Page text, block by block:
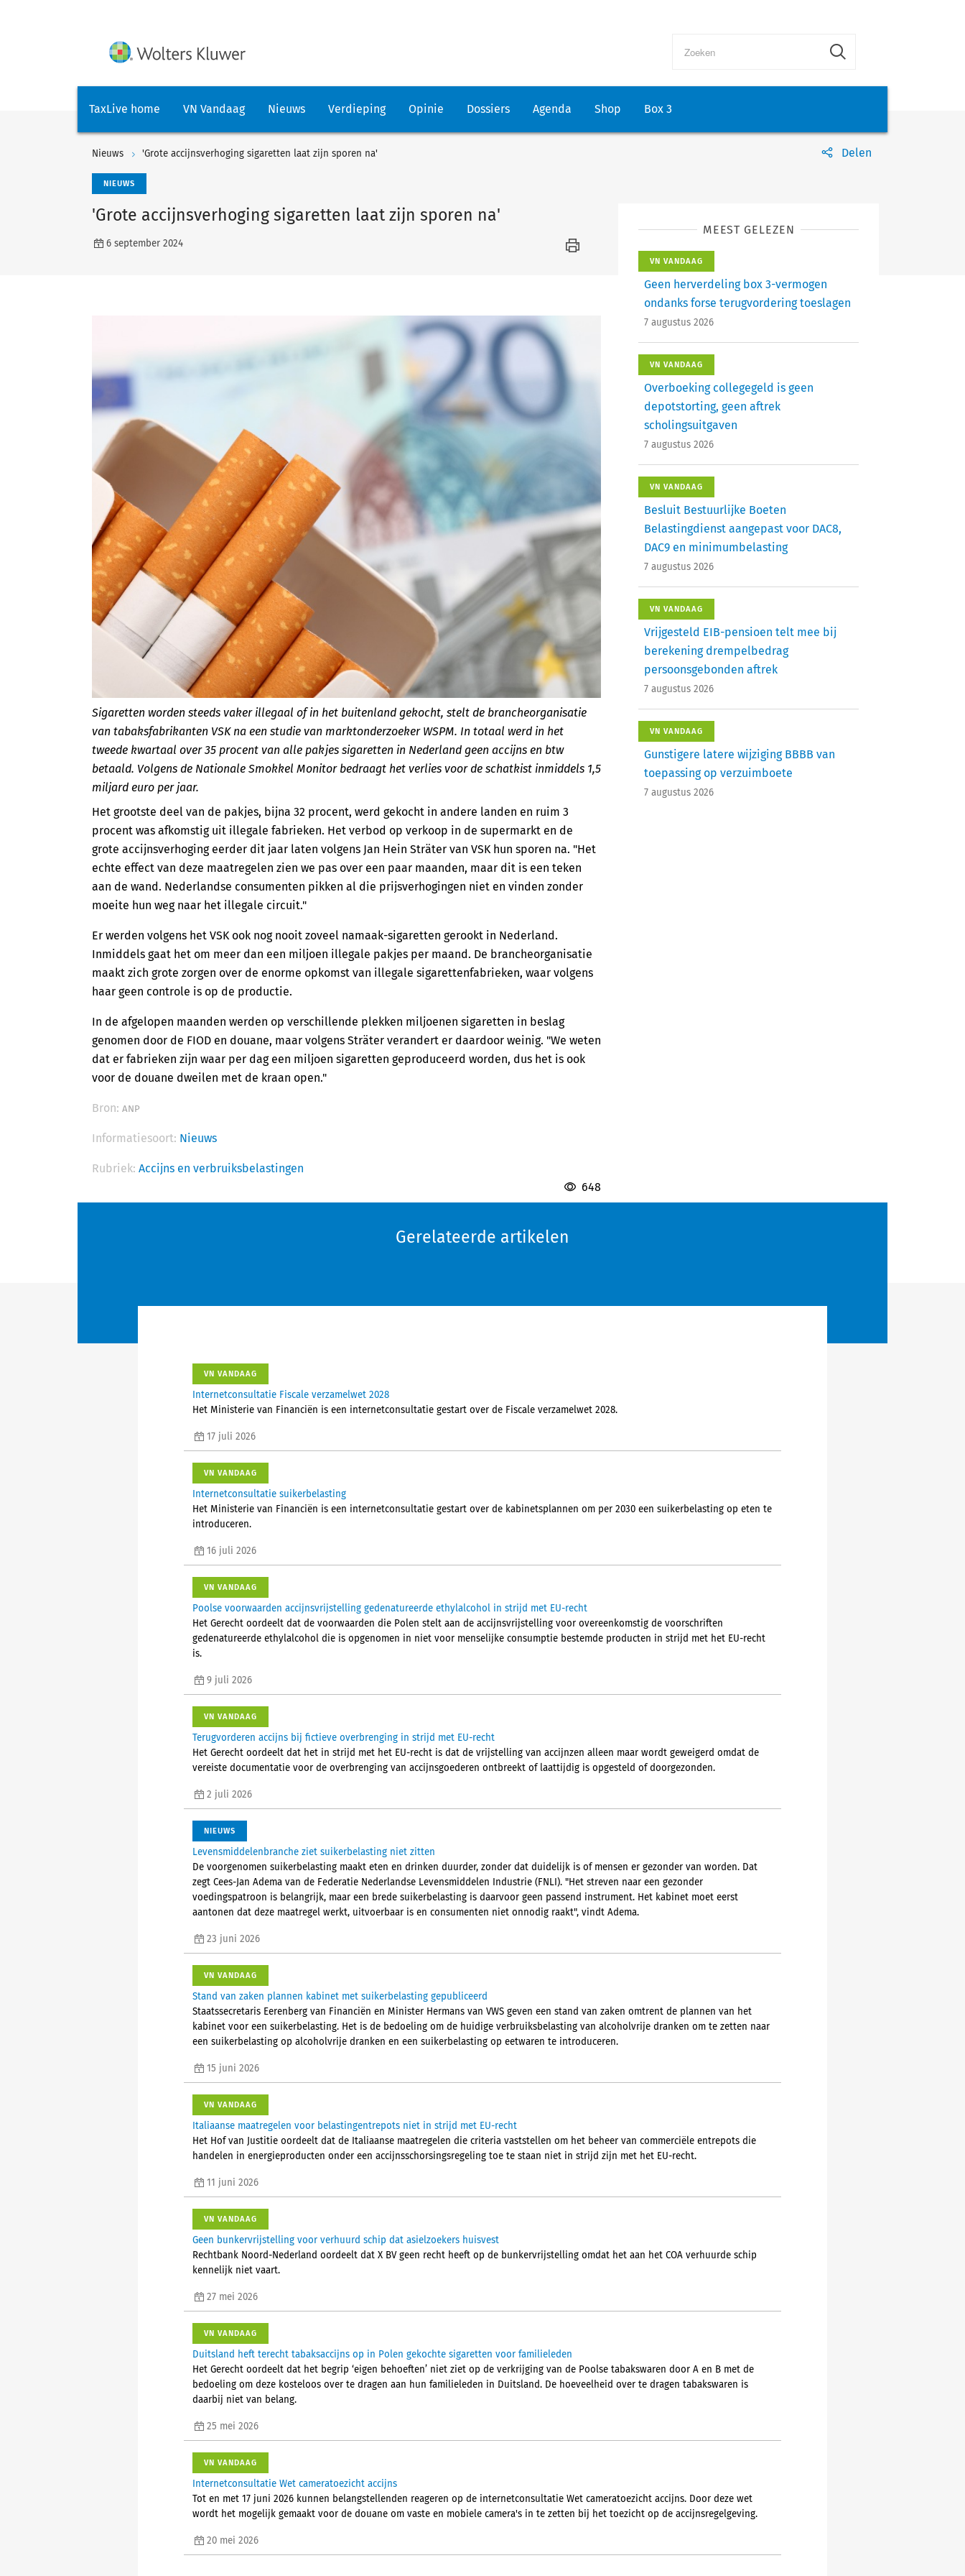
TaxLive home VN Vandaag Nieuws Verdieping Opinie Dossiers Agenda Shop Box 3
Nieuws 'Grote accijnsverhoging sigaretten laat zijn sporen na' Delen
NIEUWS
'Grote accijnsverhoging sigaretten laat zijn sporen na'
6 september 2024
Sigaretten worden steeds vaker illegaal of in het buitenland gekocht, stelt de brancheorganisatie
van tabaksfabrikanten VSK na een studie van marktonderzoeker WSPM. In totaal werd in het
tweede kwartaal over 35 procent van alle pakjes sigaretten in Nederland geen accijns en btw
betaald. Volgens de Nationale Smokkel Monitor bedraagt het verlies voor de schatkist inmiddels 1,5
miljard euro per jaar.
Het grootste deel van de pakjes, bijna 32 procent, werd gekocht in andere landen en ruim 3
procent was afkomstig uit illegale fabrieken. Het verbod op verkoop in de supermarkt en de
grote accijnsverhoging eerder dit jaar laten volgens Jan Hein Sträter van VSK hun sporen na. "Het
echte effect van deze maatregelen zien we pas over een paar maanden, maar dit is een teken
aan de wand. Nederlandse consumenten pikken al die prijsverhogingen niet en vinden zonder
moeite hun weg naar het illegale circuit."
Er werden volgens het VSK ook nog nooit zoveel namaak-sigaretten gerookt in Nederland.
Inmiddels gaat het om meer dan een miljoen illegale pakjes per maand. De brancheorganisatie
maakt zich grote zorgen over de enorme opkomst van illegale sigarettenfabrieken, waar volgens
haar geen controle is op de productie.
In de afgelopen maanden werden op verschillende plekken miljoenen sigaretten in beslag
genomen door de FIOD en douane, maar volgens Sträter verandert er daardoor weinig. "We weten
dat er fabrieken zijn waar per dag een miljoen sigaretten geproduceerd worden, dus het is ook
voor de douane dweilen met de kraan open."
Bron: ANP
Informatiesoort: Nieuws
Rubriek: Accijns en verbruiksbelastingen
648
MEEST GELEZEN
VN VANDAAG
Geen herverdeling box 3-vermogen
ondanks forse terugvordering toeslagen
7 augustus 2026
VN VANDAAG
Overboeking collegegeld is geen
depotstorting, geen aftrek
scholingsuitgaven
7 augustus 2026
VN VANDAAG
Besluit Bestuurlijke Boeten
Belastingdienst aangepast voor DAC8,
DAC9 en minimumbelasting
7 augustus 2026
VN VANDAAG
Vrijgesteld EIB-pensioen telt mee bij
berekening drempelbedrag
persoonsgebonden aftrek
7 augustus 2026
VN VANDAAG
Gunstigere latere wijziging BBBB van
toepassing op verzuimboete
7 augustus 2026
Gerelateerde artikelen
VN VANDAAG
Internetconsultatie Fiscale verzamelwet 2028
Het Ministerie van Financiën is een internetconsultatie gestart over de Fiscale verzamelwet 2028.
17 juli 2026
VN VANDAAG
Internetconsultatie suikerbelasting
Het Ministerie van Financiën is een internetconsultatie gestart over de kabinetsplannen om per 2030 een suikerbelasting op eten te
introduceren.
16 juli 2026
VN VANDAAG
Poolse voorwaarden accijnsvrijstelling gedenatureerde ethylalcohol in strijd met EU-recht
Het Gerecht oordeelt dat de voorwaarden die Polen stelt aan de accijnsvrijstelling voor overeenkomstig de voorschriften
gedenatureerde ethylalcohol die is opgenomen in niet voor menselijke consumptie bestemde producten in strijd met het EU-recht
is.
9 juli 2026
VN VANDAAG
Terugvorderen accijns bij fictieve overbrenging in strijd met EU-recht
Het Gerecht oordeelt dat het in strijd met het EU-recht is dat de vrijstelling van accijnzen alleen maar wordt geweigerd omdat de
vereiste documentatie voor de overbrenging van accijnsgoederen ontbreekt of laattijdig is opgesteld of doorgezonden.
2 juli 2026
NIEUWS
Levensmiddelenbranche ziet suikerbelasting niet zitten
De voorgenomen suikerbelasting maakt eten en drinken duurder, zonder dat duidelijk is of mensen er gezonder van worden. Dat
zegt Cees-Jan Adema van de Federatie Nederlandse Levensmiddelen Industrie (FNLI). "Het streven naar een gezonder
voedingspatroon is belangrijk, maar een brede suikerbelasting is daarvoor geen passend instrument. Het kabinet moet eerst
aantonen dat deze maatregel werkt, uitvoerbaar is en consumenten niet onnodig raakt", vindt Adema.
23 juni 2026
VN VANDAAG
Stand van zaken plannen kabinet met suikerbelasting gepubliceerd
Staatssecretaris Eerenberg van Financiën en Minister Hermans van VWS geven een stand van zaken omtrent de plannen van het
kabinet voor een suikerbelasting. Het is de bedoeling om de huidige verbruiksbelasting van alcoholvrije dranken om te zetten naar
een suikerbelasting op alcoholvrije dranken en een suikerbelasting op eetwaren te introduceren.
15 juni 2026
VN VANDAAG
Italiaanse maatregelen voor belastingentrepots niet in strijd met EU-recht
Het Hof van Justitie oordeelt dat de Italiaanse maatregelen die criteria vaststellen om het beheer van commerciële entrepots die
handelen in energieproducten onder een accijnsschorsingsregeling toe te staan niet in strijd zijn met het EU-recht.
11 juni 2026
VN VANDAAG
Geen bunkervrijstelling voor verhuurd schip dat asielzoekers huisvest
Rechtbank Noord-Nederland oordeelt dat X BV geen recht heeft op de bunkervrijstelling omdat het aan het COA verhuurde schip
kennelijk niet vaart.
27 mei 2026
VN VANDAAG
Duitsland heft terecht tabaksaccijns op in Polen gekochte sigaretten voor familieleden
Het Gerecht oordeelt dat het begrip ‘eigen behoeften’ niet ziet op de verkrijging van de Poolse tabakswaren door A en B met de
bedoeling om deze kosteloos over te dragen aan hun familieleden in Duitsland. De hoeveelheid over te dragen tabakswaren is
daarbij niet van belang.
25 mei 2026
VN VANDAAG
Internetconsultatie Wet cameratoezicht accijns
Tot en met 17 juni 2026 kunnen belangstellenden reageren op de internetconsultatie Wet cameratoezicht accijns. Door deze wet
wordt het mogelijk gemaakt voor de douane om vaste en mobiele camera's in te zetten bij het toezicht op de accijnsregelgeving.
20 mei 2026